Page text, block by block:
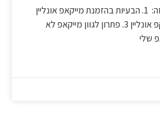
מה תמצאו במדריך הזה: 1. הבעיות בהזמנת מייקאפ אונליין
2. טיפים לקניית מייאקפ אונליין 3. פתרון לגוון מייקאפ לא